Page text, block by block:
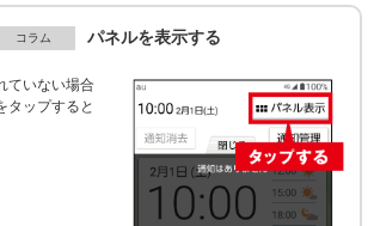
パネルを表示する
ていない場合
タップすると